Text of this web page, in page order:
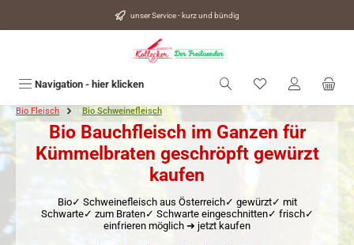
unser Service - kurz und bündig
Navigation - hier klicken Du hast 0
Bio Fleisch Bio Schweinefleisch
Bio Bauchfleisch im Ganzen für
Kümmelbraten geschröpft gewürzt
kaufen
Bio✓ Schweinefleisch aus Österreich✓ gewürzt✓ mit
Schwarte✓ zum Braten✓ Schwarte eingeschnitten✓ frisch✓
einfrieren möglich ➜ jetzt kaufen